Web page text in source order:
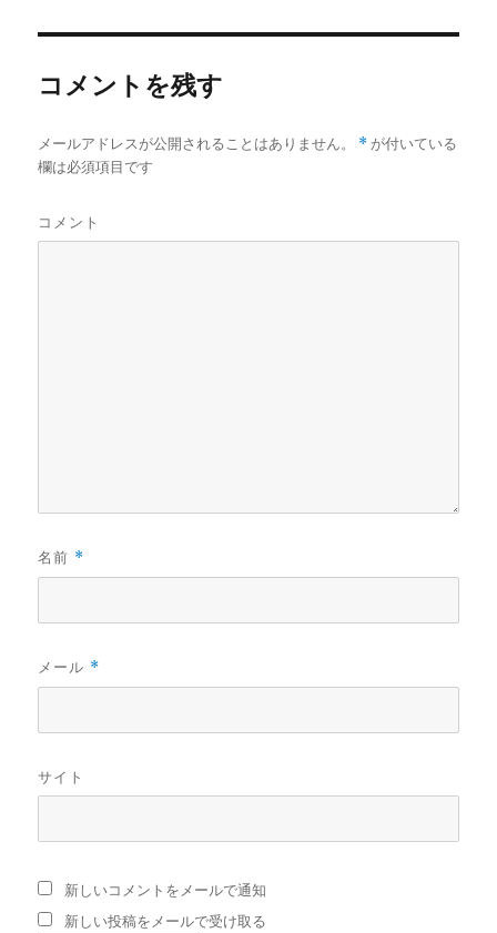
コメントを残す
メールアドレスが公開されることはありません。 * が付いている
欄は必須項目です
コメント
名前 *
メール *
サイト
新しいコメントをメールで通知
新しい投稿をメールで受け取る